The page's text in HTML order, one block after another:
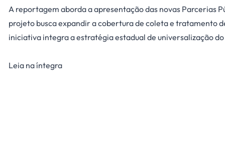
A reportagem aborda a apresentação das novas Parcerias
projeto busca expandir a cobertura de coleta e tratamento
iniciativa integra a estratégia estadual de universalização
Leia na íntegra